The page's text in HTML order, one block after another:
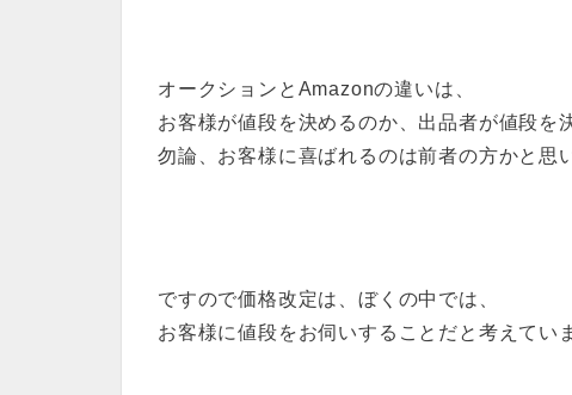
オークションとAmazonの違いは、
お客様が値段を決めるのか、出品者が値段を
勿論、お客様に喜ばれるのは前者の方かと思
ですので価格改定は、ぼくの中では、
お客様に値段をお伺いすることだと考えてい